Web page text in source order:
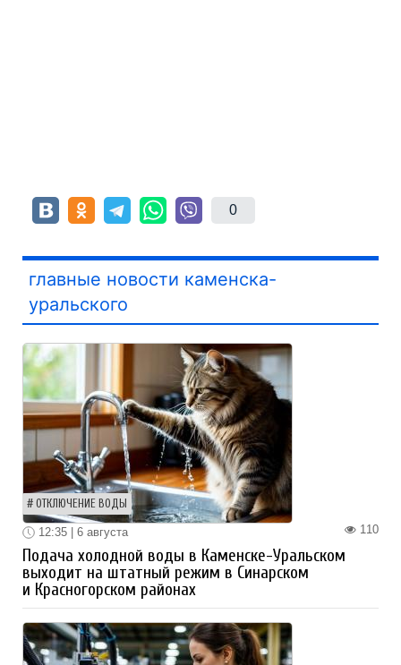
0
главные новости каменска-
уральского
ОТКЛЮЧЕНИЕ ВОДЫ
110
12:35 | 6 августа
Подача холодной воды в Каменске-Уральском
выходит на штатный режим в Синарском
и Красногорском районах